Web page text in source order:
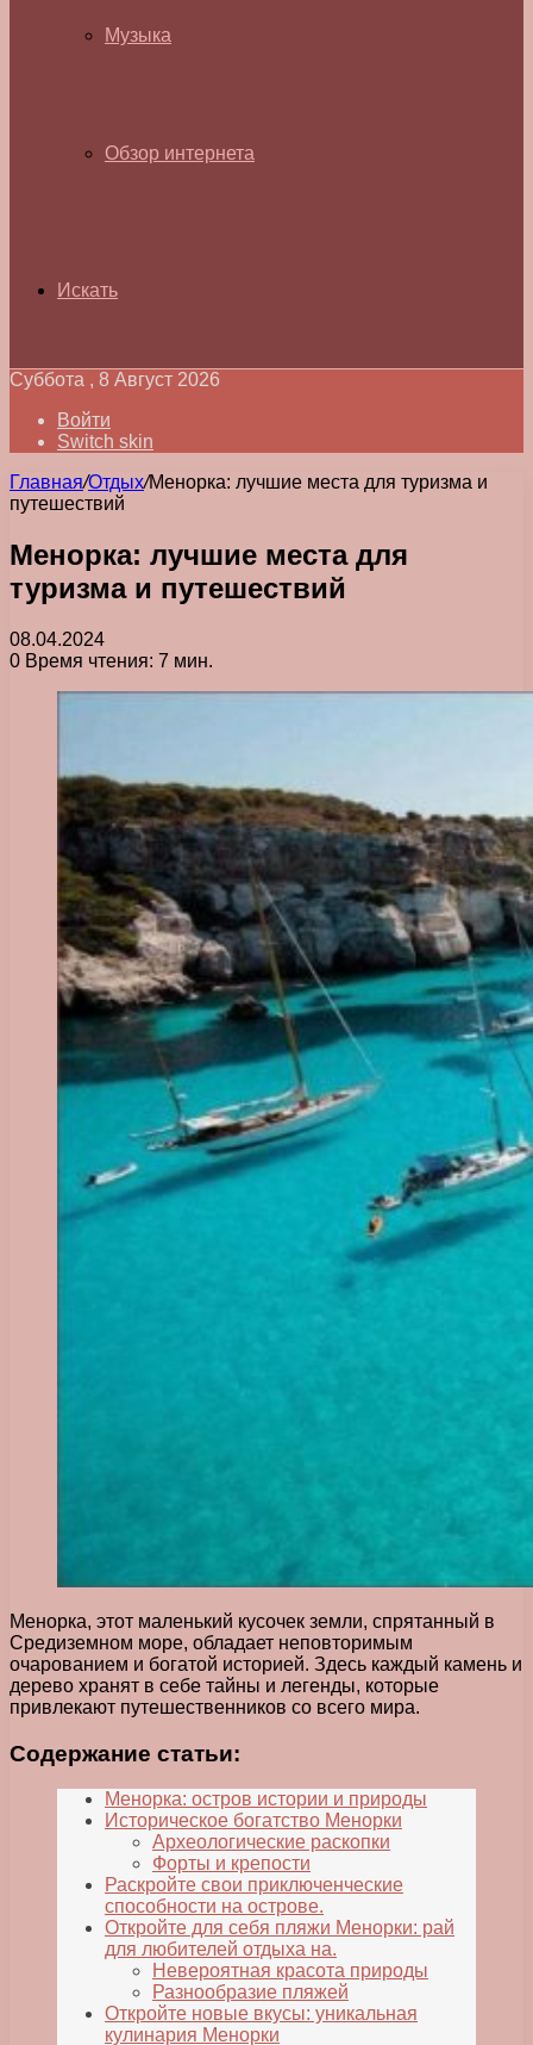
Музыка
Обзор интернета
Искать
Суббота , 8 Август 2026
Войти
Switch skin
Главная/Отдых/Менорка: лучшие места для туризма и
путешествий
Менорка: лучшие места для
туризма и путешествий
08.04.2024
0 Время чтения: 7 мин.
Менорка, этот маленький кусочек земли, спрятанный в
Средиземном море, обладает неповторимым
очарованием и богатой историей. Здесь каждый камень и
дерево хранят в себе тайны и легенды, которые
привлекают путешественников со всего мира.
Содержание статьи:
Менорка: остров истории и природы
Историческое богатство Менорки
Археологические раскопки
Форты и крепости
Раскройте свои приключенческие
способности на острове.
Откройте для себя пляжи Менорки: рай
для любителей отдыха на.
Невероятная красота природы
Разнообразие пляжей
Откройте новые вкусы: уникальная
кулинария Менорки